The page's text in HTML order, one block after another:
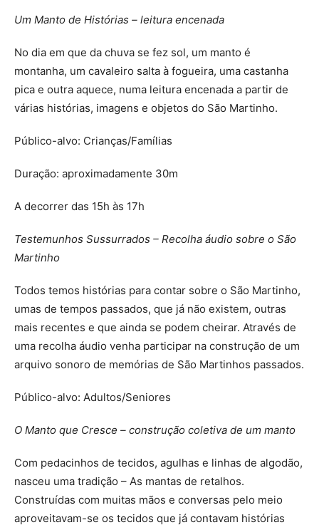
Um Manto de Histórias – leitura encenada
No dia em que da chuva se fez sol, um manto é
montanha, um cavaleiro salta à fogueira, uma castanha
pica e outra aquece, numa leitura encenada a partir de
várias histórias, imagens e objetos do São Martinho.
Público-alvo: Crianças/Famílias
Duração: aproximadamente 30m
A decorrer das 15h às 17h
Testemunhos Sussurrados – Recolha áudio sobre o São
Martinho
Todos temos histórias para contar sobre o São Martinho,
umas de tempos passados, que já não existem, outras
mais recentes e que ainda se podem cheirar. Através de
uma recolha áudio venha participar na construção de um
arquivo sonoro de memórias de São Martinhos passados.
Público-alvo: Adultos/Seniores
O Manto que Cresce – construção coletiva de um manto
Com pedacinhos de tecidos, agulhas e linhas de algodão,
nasceu uma tradição – As mantas de retalhos.
Construídas com muitas mãos e conversas pelo meio
aproveitavam-se os tecidos que já contavam histórias